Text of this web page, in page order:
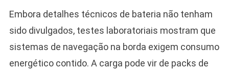
Embora detalhes técnicos de bateria não tenham
sido divulgados, testes laboratoriais mostram que
sistemas de navegação na borda exigem consumo
energético contido. A carga pode vir de packs de